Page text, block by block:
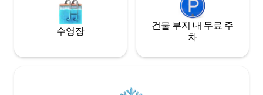
에서 낚시와 거북이를 즐길 수 있는 천연 수
영장입니다.
수영장
건물 부지 내 무료 주
차